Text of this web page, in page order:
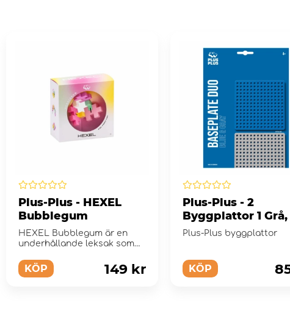
Plus-Plus - HEXEL
Bubblegum
HEXEL Bubblegum är en
underhållande leksak som
KÖP 149 kr
Plus-Plus - 2
Byggplattor 1 Grå,
Blå
Plus-Plus byggplattor
KÖP